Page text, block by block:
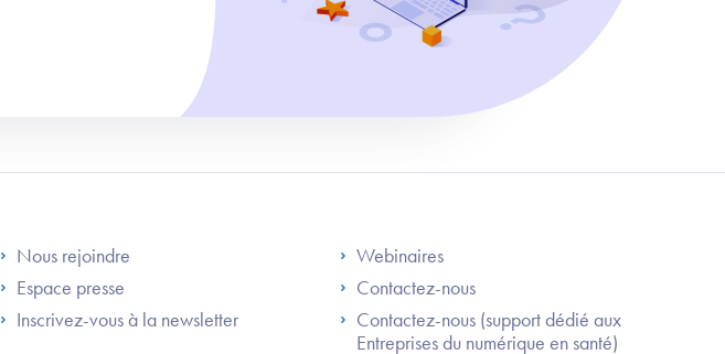
Footer Left ANS
Nous rejoindre
Espace presse
Inscrivez-vous à la newsletter
Footer Right ANS
Webinaires
Contactez-nous
Contactez-nous (support dédié aux
Entreprises du numérique en santé)